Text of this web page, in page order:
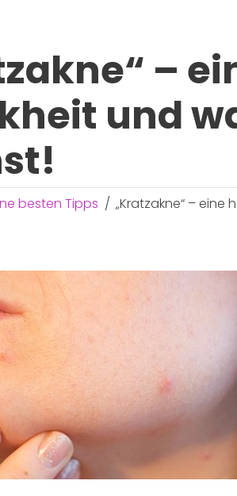
–
und
besten Tipps „Kratzakne“ –